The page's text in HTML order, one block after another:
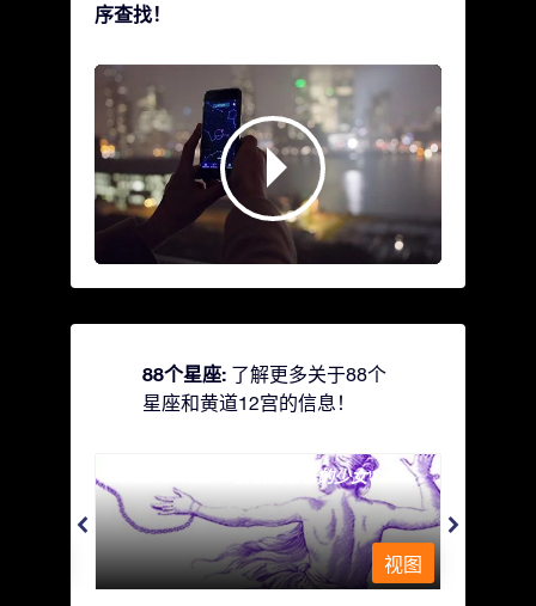
序查找！
88个星座: 了解更多关于88个
星座和黄道12宫的信息！
Andromeda - 被铁链锁着的少女
视图